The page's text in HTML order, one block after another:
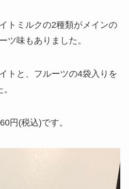
トミルクの2種類がメインの
ツ味もありました。
トと、フルーツの4袋入りを
円(税込)です。